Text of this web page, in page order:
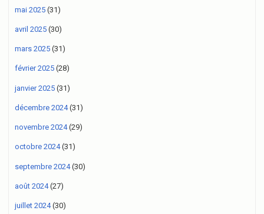
mai 2025 (31)
avril 2025 (30)
mars 2025 (31)
février 2025 (28)
janvier 2025 (31)
décembre 2024(31)
novembre 2024(29)
octobre 2024(31)
septembre 2024(30)
août 2024(27)
juillet 2024(30)